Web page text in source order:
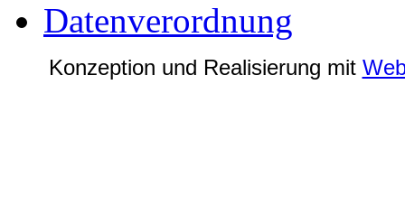
Datenverordnung
Konzeption und Realisierung mit